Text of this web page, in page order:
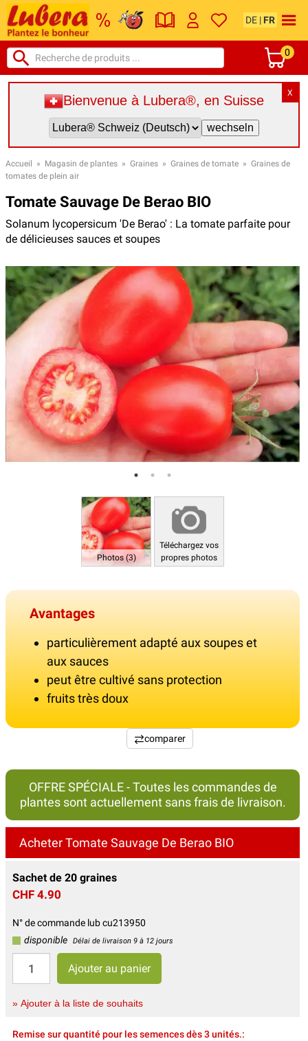
DE | FR
0
X
Bienvenue à Lubera®, en Suisse
Accueil » Magasin de plantes » Graines » Graines de tomate » Graines de
tomates de plein air
Tomate Sauvage De Berao BIO
Solanum lycopersicum 'De Berao' : La tomate parfaite pour
de délicieuses sauces et soupes
Photos (3)
Téléchargez vos
propres photos
Avantages
particulièrement adapté aux soupes et
aux sauces
peut être cultivé sans protection
fruits très doux
comparer
OFFRE SPÉCIALE - Toutes les commandes de
plantes sont actuellement sans frais de livraison.
Acheter Tomate Sauvage De Berao BIO
Sachet de 20 graines
CHF 4.90
N° de commande lub cu213950
disponible
Délai de livraison 9 à 12 jours
» Ajouter à la liste de souhaits
Remise sur quantité pour les semences dès 3 unités.: